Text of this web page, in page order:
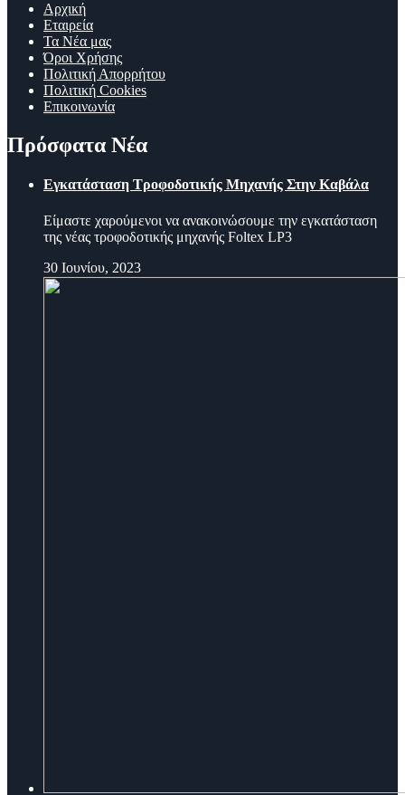
Αρχική
Εταιρεία
Τα Νέα μας
Όροι Χρήσης
Πολιτική Απορρήτου
Πολιτική Cookies
Επικοινωνία
Πρόσφατα Νέα
Εγκατάσταση Τροφοδοτικής Μηχανής Στην Καβάλα
Είμαστε χαρούμενοι να ανακοινώσουμε την εγκατάσταση
της νέας τροφοδοτικής μηχανής Foltex LP3
30 Ιουνίου, 2023